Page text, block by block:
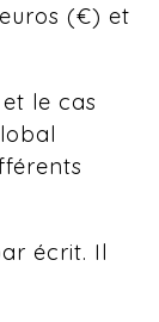
(€) et
le cas
écrit. Il